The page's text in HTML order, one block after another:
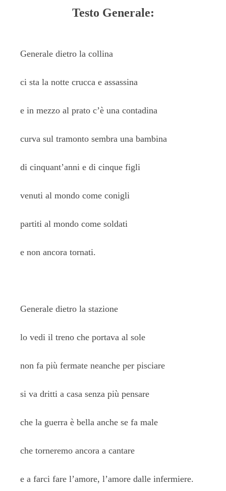
Testo Generale:
Generale dietro la collina
ci sta la notte crucca e assassina
e in mezzo al prato c’è una contadina
curva sul tramonto sembra una bambina
di cinquant’anni e di cinque figli
venuti al mondo come conigli
partiti al mondo come soldati
e non ancora tornati.
Generale dietro la stazione
lo vedi il treno che portava al sole
non fa più fermate neanche per pisciare
si va dritti a casa senza più pensare
che la guerra è bella anche se fa male
che torneremo ancora a cantare
e a farci fare l’amore, l’amore dalle infermiere.